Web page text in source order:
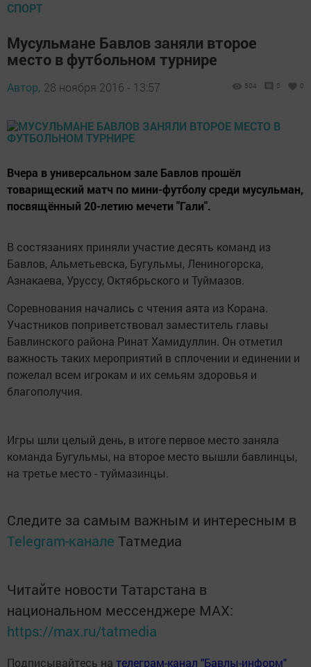
СПОРТ
Мусульмане Бавлов заняли второе
место в футбольном турнире
Автор, 28 ноября 2016 - 13:57 504 0 0
Вчера в универсальном зале Бавлов прошёл
товарищеский матч по мини-футболу среди мусульман,
посвящённый 20-летию мечети "Гали".
В состязаниях приняли участие десять команд из
Бавлов, Альметьевска, Бугульмы, Лениногорска,
Азнакаева, Уруссу, Октябрьского и Туймазов.
Соревнования начались с чтения аята из Корана.
Участников поприветствовал заместитель главы
Бавлинского района Ринат Хамидуллин. Он отметил
важность таких мероприятий в сплочении и единении и
пожелал всем игрокам и их семьям здоровья и
благополучия.
Игры шли целый день, в итоге первое место заняла
команда Бугульмы, на второе место вышли бавлинцы,
на третье место - туймазинцы.
Следите за самым важным и интересным в
Telegram-канале Татмедиа
Читайте новости Татарстана в
национальном мессенджере MАХ:
https://max.ru/tatmedia
Подписывайтесь на телеграм-канал "Бавлы-информ"